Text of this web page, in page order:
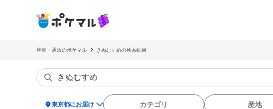
産直・通販のポケマル きぬむすめの検索結果
location_on東京都にお届け カテゴリ 産地